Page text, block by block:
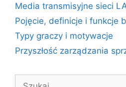
Media transmisyjne sieci
Pojęcie, definicje i funkcje
Typy graczy i motywacje
Przyszłość zarządzania